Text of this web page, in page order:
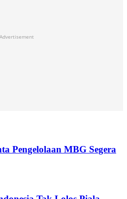
Advertisement
Pengelolaan MBG Segera